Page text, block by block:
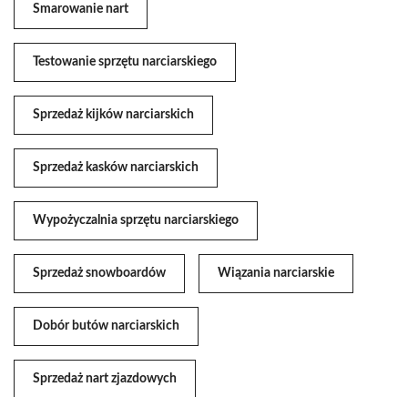
Smarowanie nart
Testowanie sprzętu narciarskiego
Sprzedaż kijków narciarskich
Sprzedaż kasków narciarskich
Wypożyczalnia sprzętu narciarskiego
Sprzedaż snowboardów Wiązania narciarskie
Dobór butów narciarskich
Sprzedaż nart zjazdowych